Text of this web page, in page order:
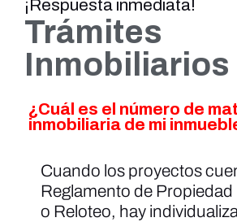
¡Respuesta inmediata!
Trámites
Inmobiliarios
¿Cuál es el número de
inmobiliaria de mi
Cuando los proyectos
Reglamento de Propiedad
o Reloteo, hay